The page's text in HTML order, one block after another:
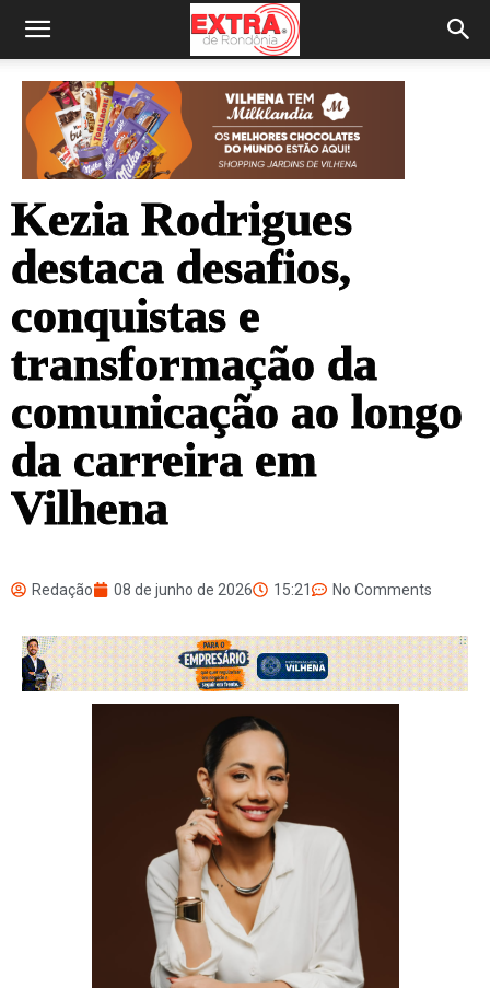
Kezia Rodrigues
destaca desafios,
conquistas e
transformação da
comunicação ao longo
da carreira em
Vilhena
Redação 08 de junho de 2026 15:21 No Comments